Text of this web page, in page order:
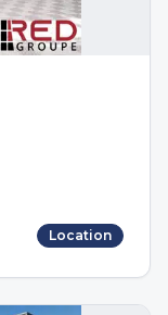
Location